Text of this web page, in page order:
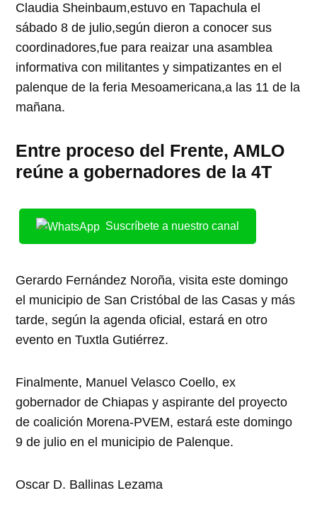
Claudia Sheinbaum,estuvo en Tapachula el
sábado 8 de julio,según dieron a conocer sus
coordinadores,fue para reaizar una asamblea
informativa con militantes y simpatizantes en el
palenque de la feria Mesoamericana,a las 11 de la
mañana.
Entre proceso del Frente, AMLO
reúne a gobernadores de la 4T
Suscríbete a nuestro canal
Gerardo Fernández Noroña, visita este domingo
el municipio de San Cristóbal de las Casas y más
tarde, según la agenda oficial, estará en otro
evento en Tuxtla Gutiérrez.
Finalmente, Manuel Velasco Coello, ex
gobernador de Chiapas y aspirante del proyecto
de coalición Morena-PVEM, estará este domingo
9 de julio en el municipio de Palenque.
Oscar D. Ballinas Lezama